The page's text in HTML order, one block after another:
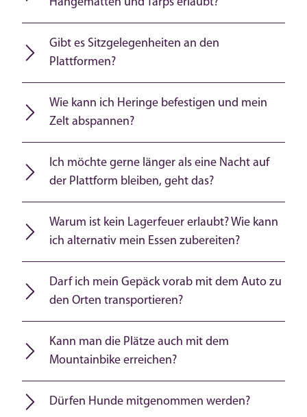
Hängematten und Tarps erlaubt?
Gibt es Sitzgelegenheiten an den
Plattformen?
Wie kann ich Heringe befestigen und mein
Zelt abspannen?
Ich möchte gerne länger als eine Nacht auf
der Plattform bleiben, geht das?
Warum ist kein Lagerfeuer erlaubt? Wie kann
ich alternativ mein Essen zubereiten?
Darf ich mein Gepäck vorab mit dem Auto zu
den Orten transportieren?
Kann man die Plätze auch mit dem
Mountainbike erreichen?
Dürfen Hunde mitgenommen werden?